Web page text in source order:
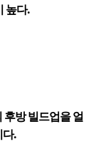
높다.
방 빌드업을 얼
.